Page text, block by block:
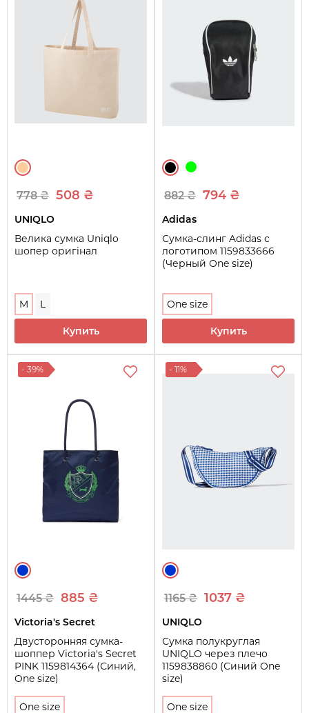
778 ₴ 508 ₴
UNIQLO
Велика сумка Uniqlo
шопер оригінал
M L
Купить
882 ₴ 794 ₴
Adidas
Сумка-слинг Adidas с
логотипом 1159833666
(Черный One size)
One size
Купить
- 39%
1445 ₴ 885 ₴
Victoria's Secret
Двусторонняя сумка-
шоппер Victoria's Secret
PINK 1159814364 (Синий,
One size)
One size
- 11%
1165 ₴ 1037 ₴
UNIQLO
Сумка полукруглая
UNIQLO через плечо
1159838860 (Синий One
size)
One size